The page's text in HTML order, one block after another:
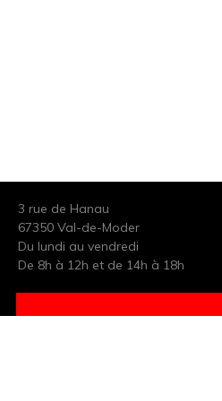
3 rue de Hanau
67350 Val-de-Moder
Du lundi au vendredi
De 8h à 12h et de 14h à 18h